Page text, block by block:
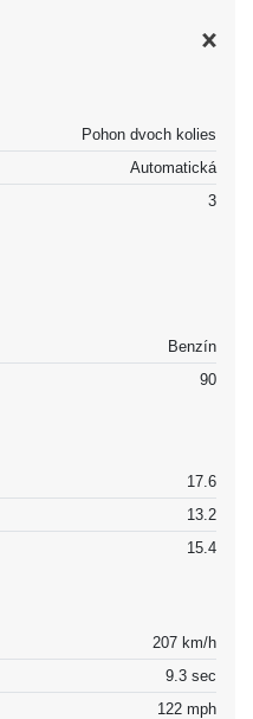
Pohon dvoch kolies
Automatická
3
Benzín
90
17.6
13.2
15.4
207 km/h
9.3 sec
122 mph